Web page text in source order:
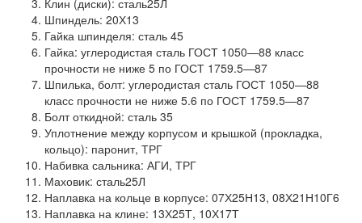
Клин (диски): сталь25Л
Шпиндель: 20Х13
Гайка шпинделя: сталь 45
Гайка: углеродистая сталь ГОСТ 1050—88 класс
прочности не ниже 5 по ГОСТ 1759.5—87
Шпилька, болт: углеродистая сталь ГОСТ 1050—88
класс прочности не ниже 5.6 по ГОСТ 1759.5—87
Болт откидной: сталь 35
Уплотнение между корпусом и крышкой (прокладка,
кольцо): паронит, ТРГ
Набивка сальника: АГИ, ТРГ
Маховик: сталь25Л
Наплавка на кольце в корпусе: 07Х25Н13, 08Х21Н10Г6
Наплавка на клине: 13Х25Т, 10Х17Т